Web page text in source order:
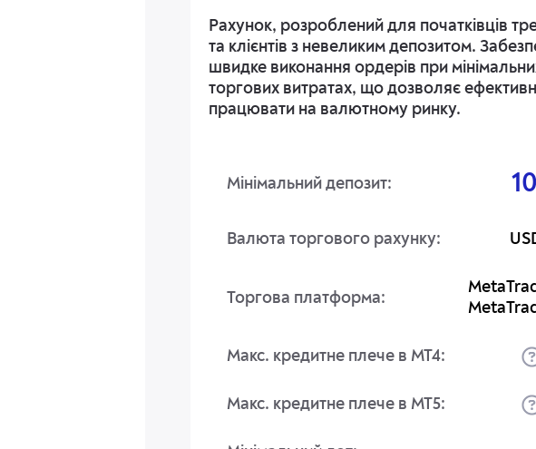
Рахунок, розроблений для початківців
та клієнтів з невеликим депозитом.
швидке виконання ордерів при
торгових витратах, що дозволяє
працювати на валютному ринку.
Мінімальний депозит:
Валюта торгового рахунку:
Торгова платформа:
Макс. кредитне плече в MT4:
Макс. кредитне плече в MT5: